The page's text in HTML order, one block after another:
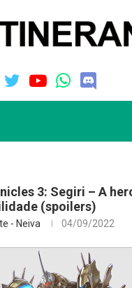
3: Segiri – A
(spoilers)
- Neiva 04/09/2022